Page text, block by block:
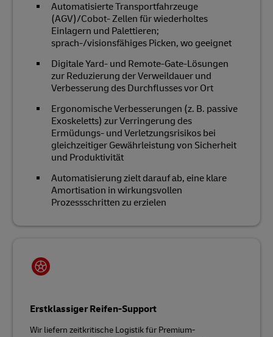
Automatisierte Transportfahrzeuge
(AGV)/Cobot- Zellen für wiederholtes
Einlagern und Palettieren;
sprach-/visionsfähiges Picken, wo geeignet
Digitale Yard- und Remote-Gate-Lösungen
zur Reduzierung der Verweildauer und
Verbesserung des Durchflusses vor Ort
Ergonomische Verbesserungen (z. B. passive
Exoskeletts) zur Verringerung des
Ermüdungs- und Verletzungsrisikos bei
gleichzeitiger Gewährleistung von Sicherheit
und Produktivität
Automatisierung zielt darauf ab, eine klare
Amortisation in wirkungsvollen
Prozessschritten zu erzielen
Erstklassiger Reifen-Support
Wir liefern zeitkritische Logistik für Premium-